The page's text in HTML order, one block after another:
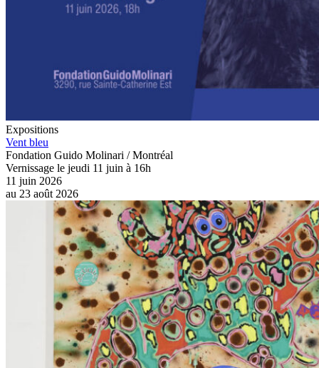
Expositions
Vent bleu
Fondation Guido Molinari / Montréal
Vernissage le jeudi 11 juin à 16h
11 juin 2026
au 23 août 2026